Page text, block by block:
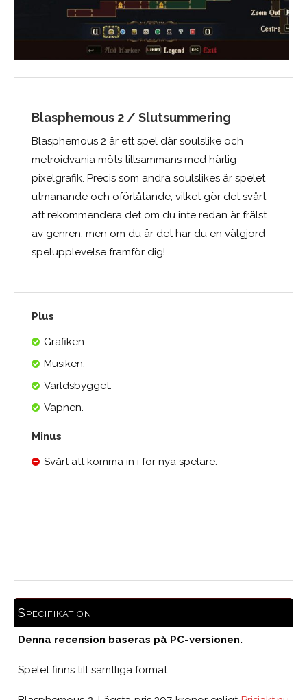
Blasphemous 2 / Slutsummering
Blasphemous 2 är ett spel där soulslike och
metroidvania möts tillsammans med härlig
pixelgrafik. Precis som andra soulslikes är spelet
utmanande och oförlåtande, vilket gör det svårt
att rekommendera det om du inte redan är frälst
av genren, men om du är det har du en välgjord
spelupplevelse framför dig!
Plus
Grafiken.
Musiken.
Världsbygget.
Vapnen.
Minus
Svårt att komma in i för nya spelare.
Specifikation
Denna recension baseras på PC-versionen.
Spelet finns till samtliga format.